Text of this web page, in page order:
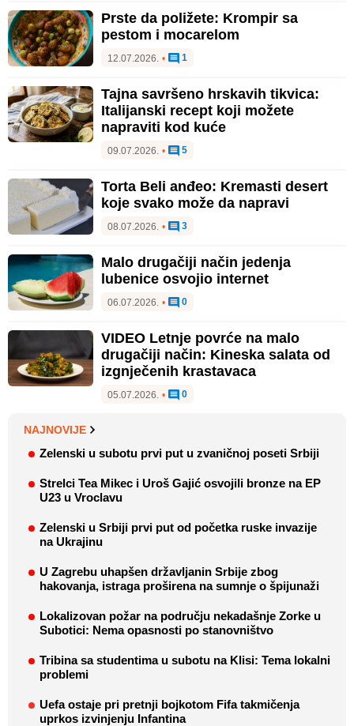
Prste da poližete: Krompir sa
pestom i mocarelom
12.07.2026. • 1
Tajna savršeno hrskavih tikvica:
Italijanski recept koji možete
napraviti kod kuće
09.07.2026. • 5
Torta Beli anđeo: Kremasti desert
koje svako može da napravi
08.07.2026. • 3
Malo drugačiji način jedenja
lubenice osvojio internet
06.07.2026. • 0
VIDEO Letnje povrće na malo
drugačiji način: Kineska salata od
izgnječenih krastavaca
05.07.2026. • 0
NAJNOVIJE
Zelenski u subotu prvi put u zvaničnoj poseti Srbiji
Strelci Tea Mikec i Uroš Gajić osvojili bronze na EP
U23 u Vroclavu
Zelenski u Srbiji prvi put od početka ruske invazije
na Ukrajinu
U Zagrebu uhapšen državljanin Srbije zbog
hakovanja, istraga proširena na sumnje o špijunaži
Lokalizovan požar na području nekadašnje Zorke u
Subotici: Nema opasnosti po stanovništvo
Tribina sa studentima u subotu na Klisi: Tema lokalni
problemi
Uefa ostaje pri pretnji bojkotom Fifa takmičenja
uprkos izvinjenju Infantina